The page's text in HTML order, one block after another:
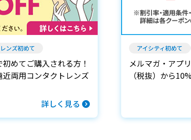
ンズ初めて
めてご購入される方！
両用コンタクトレンズ
詳しく見る
アイシティ初めて
メルマガ・アプ
（税抜）から